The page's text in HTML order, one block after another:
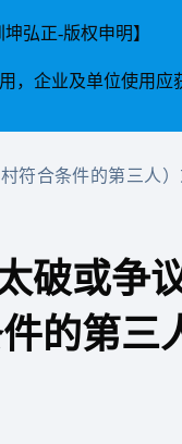
坤弘正-版权申明】
，企业及单位使用应
符合条件的第三人
破或争
的第三